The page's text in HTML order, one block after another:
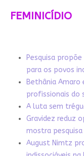
FEMINICÍDIO
Pesquisa
para os povos
Bethânia Amaro
profissionais do
A luta sem
Gravidez reduz
mostra pesquisa
August Nimtz